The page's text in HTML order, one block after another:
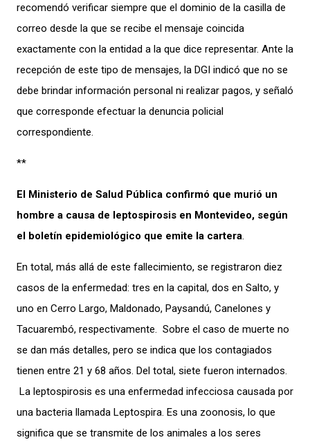
recomendó verificar siempre que el dominio de la casilla de
correo desde la que se recibe el mensaje coincida
exactamente con la entidad a la que dice representar. Ante la
recepción de este tipo de mensajes, la DGI indicó que no se
debe brindar información personal ni realizar pagos, y señaló
que corresponde efectuar la denuncia policial
correspondiente.
**
El Ministerio de Salud Pública confirmó que murió un
hombre a causa de leptospirosis en Montevideo, según
el boletín epidemiológico que emite la cartera.
En total, más allá de este fallecimiento, se registraron diez
casos de la enfermedad: tres en la capital, dos en Salto, y
uno en Cerro Largo, Maldonado, Paysandú, Canelones y
Tacuarembó, respectivamente. Sobre el caso de muerte no
se dan más detalles, pero se indica que los contagiados
tienen entre 21 y 68 años. Del total, siete fueron internados.
La leptospirosis es una enfermedad infecciosa causada por
una bacteria llamada Leptospira. Es una zoonosis, lo que
significa que se transmite de los animales a los seres